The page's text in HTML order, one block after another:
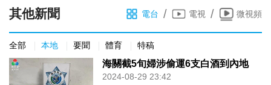
其他新聞 電台 / 電視 / 微視頻
全部 本地 要聞 體育 特稿
海關截5旬婦涉偷運6支白酒到內地
2024-08-29 23:42